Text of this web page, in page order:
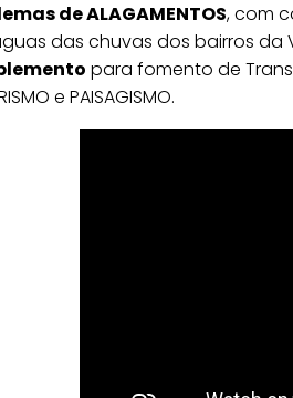
de ALAGAMENTOS, com
das chuvas dos bairros da
para fomento de
e PAISAGISMO.